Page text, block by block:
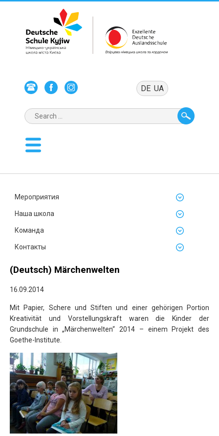
DE UA
Мероприятия
Наша школа
Команда
Контакты
(Deutsch) Märchenwelten
16.09.2014
Mit Papier, Schere und Stiften und einer gehörigen Portion
Kreativität und Vorstellungskraft waren die Kinder der
Grundschule in „Märchenwelten“ 2014 – einem Projekt des
Goethe-Institute.